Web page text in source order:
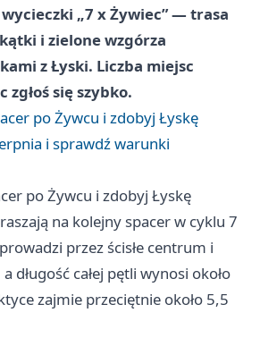
wycieczki „7 x Żywiec” — trasa
i zielone wzgórza
z Łyski. Liczba miejsc
się szybko.
po Żywcu i zdobyj Łyskę
i sprawdź warunki
po Żywcu i zdobyj Łyskę
na kolejny spacer w cyklu 7
przez ścisłe centrum i
długość całej pętli wynosi około
zajmie przeciętnie około 5,5